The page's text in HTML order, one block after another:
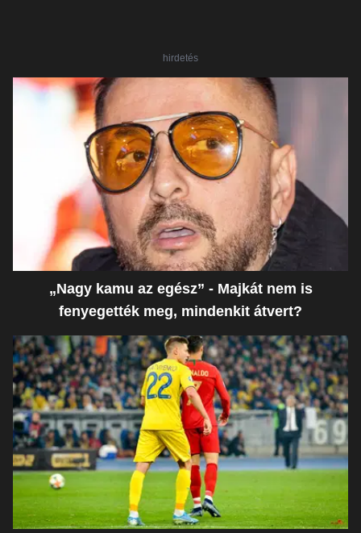
hirdetés
„Nagy kamu az egész” - Majkát nem is
fenyegették meg, mindenkit átvert?